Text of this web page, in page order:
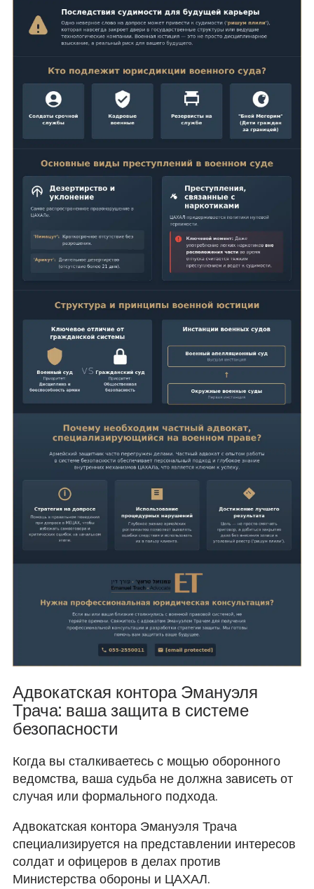
Адвокатская контора Эмануэля
Трача: ваша защита в системе
безопасности
Когда вы сталкиваетесь с мощью оборонного
ведомства, ваша судьба не должна зависеть от
случая или формального подхода.
Адвокатская контора Эмануэля Трача
специализируется на представлении интересов
солдат и офицеров в делах против
Министерства обороны и ЦАХАЛ.